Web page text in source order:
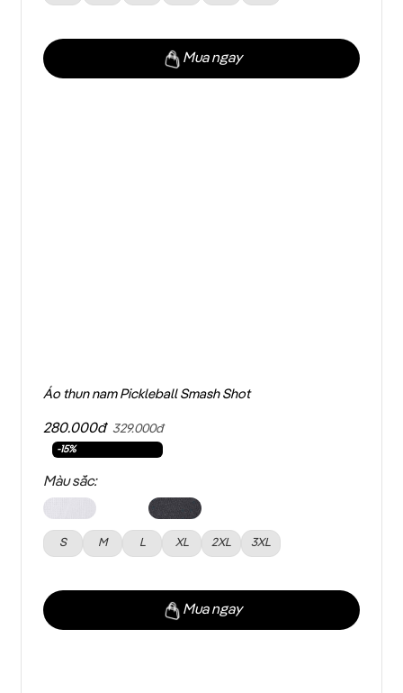
Mua ngay
Áo thun nam Pickleball Smash Shot
280.000đ 329.000đ
-15%
Màu sắc:
S M L XL 2XL 3XL
Mua ngay